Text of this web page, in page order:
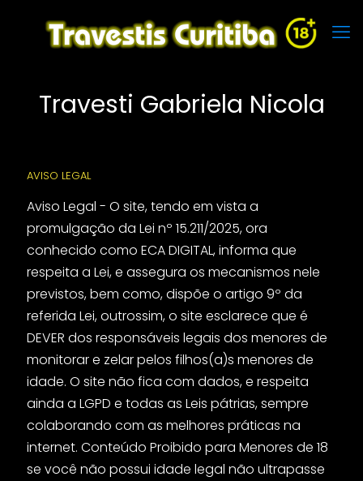
Travesti Gabriela Nicola
AVISO LEGAL
Aviso Legal - O site, tendo em vista a
promulgação da Lei nº 15.211/2025, ora
conhecido como ECA DIGITAL, informa que
respeita a Lei, e assegura os mecanismos nele
previstos, bem como, dispõe o artigo 9º da
referida Lei, outrossim, o site esclarece que é
DEVER dos responsáveis legais dos menores de
monitorar e zelar pelos filhos(a)s menores de
idade. O site não fica com dados, e respeita
ainda a LGPD e todas as Leis pátrias, sempre
colaborando com as melhores práticas na
internet. Conteúdo Proibido para Menores de 18
se você não possui idade legal não ultrapasse